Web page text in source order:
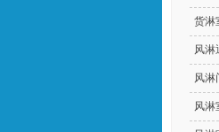
货淋
风淋
风淋
风淋